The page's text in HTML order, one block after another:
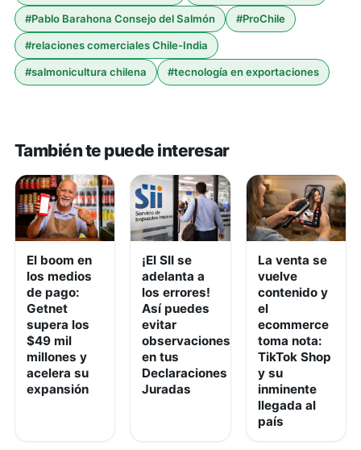
#Pablo Barahona Consejo del Salmón #ProChile
#relaciones comerciales Chile-India
#salmonicultura chilena #tecnología en exportaciones
También te puede interesar
El boom en
los medios
de pago:
Getnet
supera los
$49 mil
millones y
acelera su
expansión
¡El SII se
adelanta a
los errores!
Así puedes
evitar
observaciones
en tus
Declaraciones
Juradas
La venta se
vuelve
contenido y
el
ecommerce
toma nota:
TikTok Shop
y su
inminente
llegada al
país